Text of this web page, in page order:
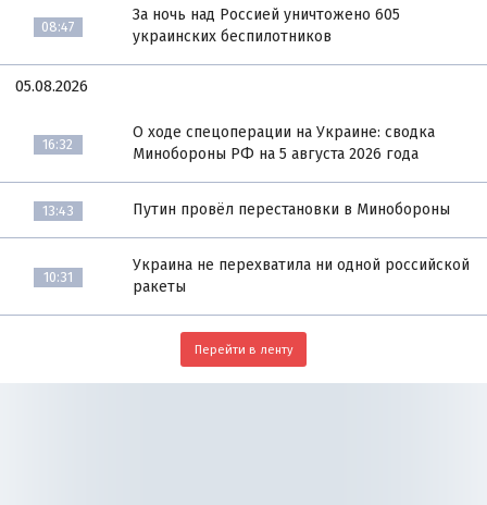
08:47
За ночь над Россией уничтожено 605
украинских беспилотников
05.08.2026
16:32
О ходе спецоперации на Украине: сводка
Минобороны РФ на 5 августа 2026 года
13:43 Путин провёл перестановки в Минобороны
10:31
Украина не перехватила ни одной российской
ракеты
Перейти в ленту